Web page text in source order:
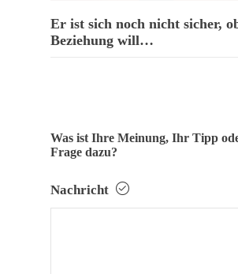
Er ist sich noch nicht sicher,
Beziehung will…
Was ist Ihre Meinung, Ihr Tipp
Frage dazu?
Nachricht